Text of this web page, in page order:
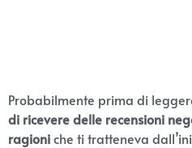
Probabilmente prima di
di ricevere delle recensioni
ragioniche ti tratteneva